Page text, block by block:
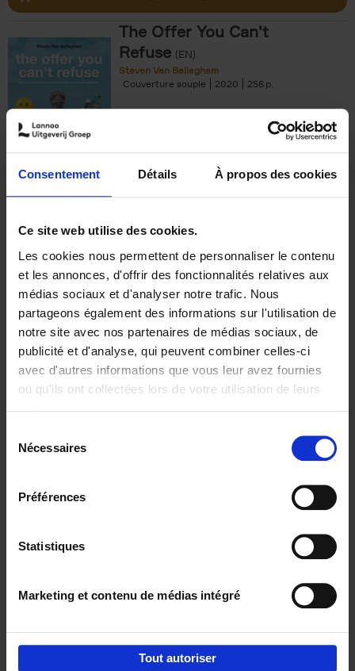
Consentement Détails À propos des cookies
Ce site web utilise des cookies.
Les cookies nous permettent de personnaliser le contenu
et les annonces, d'offrir des fonctionnalités relatives aux
médias sociaux et d'analyser notre trafic. Nous
partageons également des informations sur l'utilisation de
notre site avec nos partenaires de médias sociaux, de
publicité et d'analyse, qui peuvent combiner celles-ci
avec d'autres informations que vous leur avez fournies
ou qu'ils ont collectées lors de votre utilisation de leurs
Nécessaires
Préférences
Statistiques
Marketing et contenu de médias intégré
Tout autoriser
The Offer You Can't
Refuse (EN)
Steven Van Belleghem
Couverture souple
2020 256
€37,50
Building Bonds = Building
Business
Jochen Roef Jozefien De Feyter
Carolien Boom
Couverture souple
2025 200
€29,99
Digital marketing like a PRO -
completely revised edition (EN)